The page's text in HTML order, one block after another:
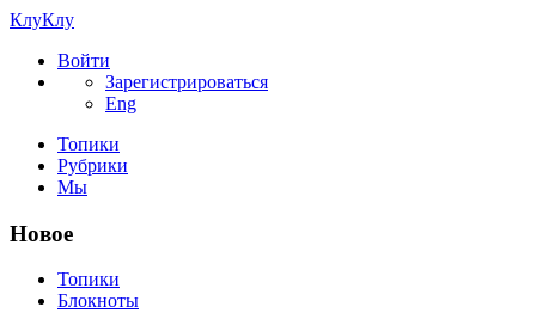
КлуКлу
Войти
Зарегистрироваться
Eng
Топики
Рубрики
Мы
Новое
Топики
Блокноты